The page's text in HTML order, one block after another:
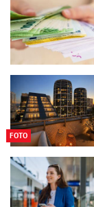
FOTO